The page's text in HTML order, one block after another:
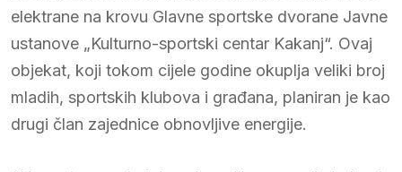
elektrane na krovu Glavne sportske dvorane Javne
ustanove „Kulturno-sportski centar Kakanj“. Ovaj
objekat, koji tokom cijele godine okuplja veliki broj
mladih, sportskih klubova i građana, planiran je kao
drugi član zajednice obnovljive energije.